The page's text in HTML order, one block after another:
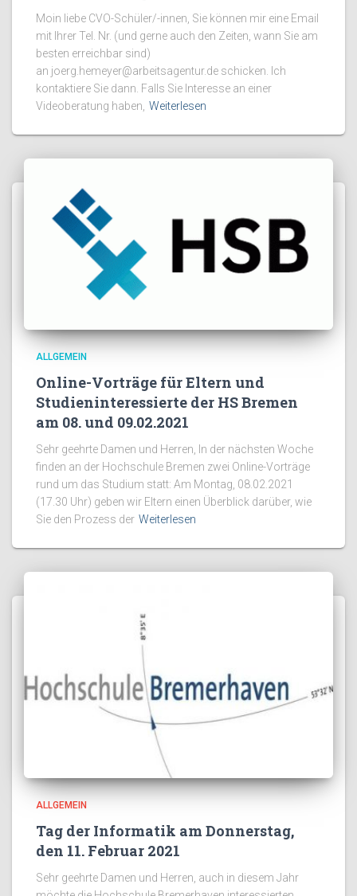
Moin liebe CVO-Schüler/-innen, Sie können mir eine Email
mit Ihrer Tel. Nr. (und gerne auch den Zeiten, wann Sie am
besten erreichbar sind)
an joerg.hemeyer@arbeitsagentur.de schicken. Ich
kontaktiere Sie dann. Falls Sie Interesse an einer
Videoberatung haben, Weiterlesen
ALLGEMEIN
Online-Vorträge für Eltern und
Studieninteressierte der HS Bremen
am 08. und 09.02.2021
Sehr geehrte Damen und Herren, In der nächsten Woche
finden an der Hochschule Bremen zwei Online-Vorträge
rund um das Studium statt: Am Montag, 08.02.2021
(17.30 Uhr) geben wir Eltern einen Überblick darüber, wie
Sie den Prozess der Weiterlesen
ALLGEMEIN
Tag der Informatik am Donnerstag,
den 11. Februar 2021
Sehr geehrte Damen und Herren, auch in diesem Jahr